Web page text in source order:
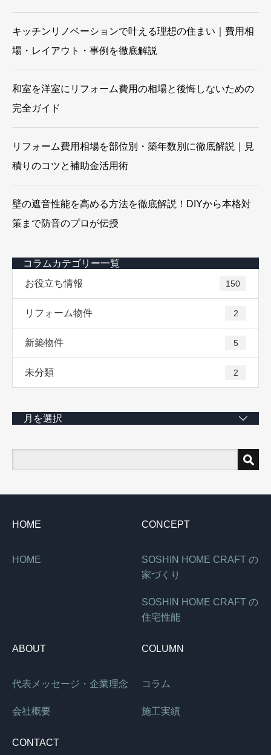
キッチンリノベーションで叶える理想の住まい｜費用相
場・レイアウト・事例を徹底解説
和室を洋室にリフォーム費用の相場と後悔しないための
完全ガイド
リフォーム費用相場を部位別・築年数別に徹底解説｜見
積りのコツと補助金活用術
壁の遮音性能を高める方法を徹底解説！DIYから本格対
策まで防音のプロが伝授
コラムカテゴリー一覧
お役立ち情報
150
リフォーム物件 2
新築物件 5
未分類 2
月を選択
HOME
HOME
CONCEPT
SOSHIN HOME CRAFT の
家づくり
SOSHIN HOME CRAFT の
住宅性能
ABOUT
代表メッセージ・企業理念
会社概要
COLUMN
コラム
施工実績
CONTACT